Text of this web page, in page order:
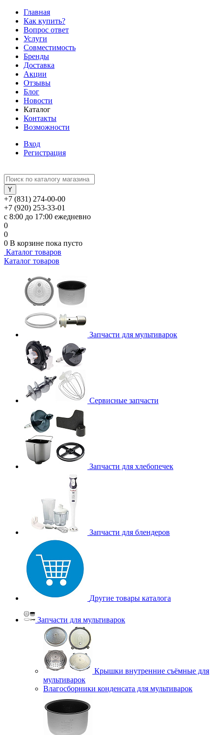
Главная
Как купить?
Вопрос ответ
Услуги
Совместимость
Бренды
Доставка
Акции
Отзывы
Блог
Новости
Каталог
Контакты
Возможности
Вход
Регистрация
+7 (831) 274-00-00
+7 (920) 253-33-01
с 8:00 до 17:00 ежедневно
0
0
0 В корзине пока пусто
Каталог товаров
Каталог товаров
Запчасти для мультиварок
Сервисные запчасти
Запчасти для хлебопечек
Запчасти для блендеров
Другие товары каталога
Запчасти для мультиварок
Крышки внутренние съёмные для
мультиварок
Влагосборники конденсата для мультиварок